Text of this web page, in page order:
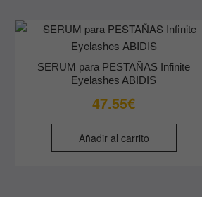
SERUM para PESTAÑAS Infinite
Eyelashes ABIDIS
47.55€
Añadir al carrito